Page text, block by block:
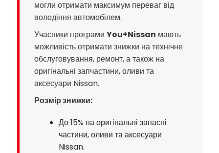
могли отримати максимум переваг від
володіння автомобілем.
Учасники програми You+Nissan мають
можливість отримати знижки на технічне
обслуговування, ремонт, а також на
оригінальні запчастини, оливи та
аксесуари Nissan.
Розмір знижки:
До 15% на оригінальні запасні
частини, оливи та аксесуари
Nissan.